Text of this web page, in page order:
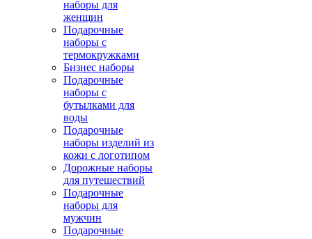
наборы для
женщин
Подарочные
наборы с
термокружками
Бизнес наборы
Подарочные
наборы с
бутылками для
воды
Подарочные
наборы изделий из
кожи с логотипом
Дорожные наборы
для путешествий
Подарочные
наборы для
мужчин
Подарочные